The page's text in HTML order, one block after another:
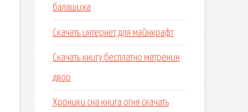
балашиха
Скачать интернет для майнкрафт
Скачать книгу бесплатно матренин
двор
Хроники сна книга огня скачать